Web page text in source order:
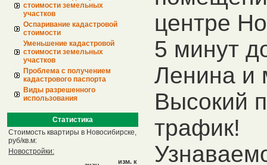
стоимости земельных
участков
Оспаривание кадастровой
стоимости
Уменьшение кадастровой
стоимости земельных
участков
Проблема с получением
кадастрового паспорта
Виды разрешенного
использования
Статистика
Стоимость квартиры в Новосибирске,
руб/кв.м:
Новостройки:
изм. к
центре
5 минут
Ленина и
Высокий
трафик!